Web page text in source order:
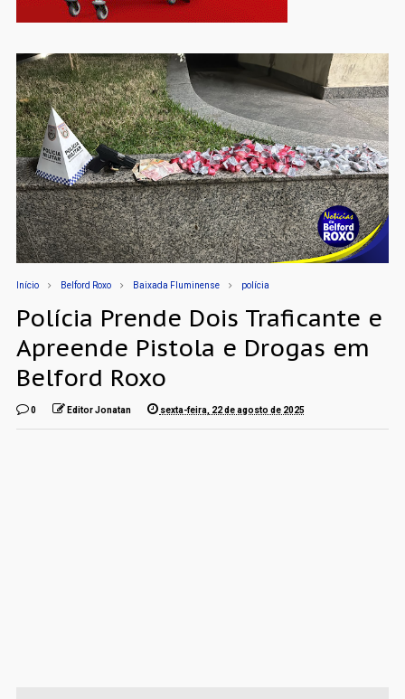
Início Belford Roxo Baixada Fluminense polícia
Polícia Prende Dois Traficante e
Apreende Pistola e Drogas em
Belford Roxo
0 Editor Jonatan sexta-feira, 22 de agosto de 2025